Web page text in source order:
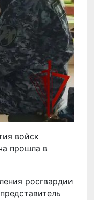
войск
прошла в
росгвардии